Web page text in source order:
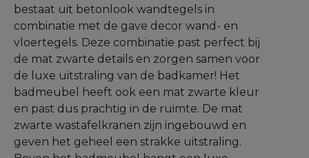
bestaat uit betonlook wandtegels in
combinatie met de gave decor wand- en
vloertegels. Deze combinatie past perfect bij
de mat zwarte details en zorgen samen voor
de luxe uitstraling van de badkamer! Het
badmeubel heeft ook een mat zwarte kleur
en past dus prachtig in de ruimte. De mat
zwarte wastafelkranen zijn ingebouwd en
geven het geheel een strakke uitstraling.